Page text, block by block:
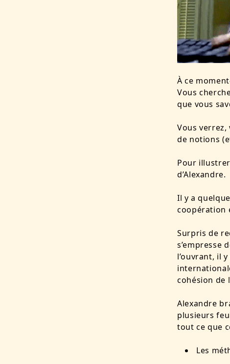
À ce
Vous
que vous
Vous verrez,
de notions
Pour
d’Alexandre.
Il y a
coopération
Surpris de
s’empresse
l’ouvrant, il
cohésion de
Alexandre
plusieurs
tout ce que
Les